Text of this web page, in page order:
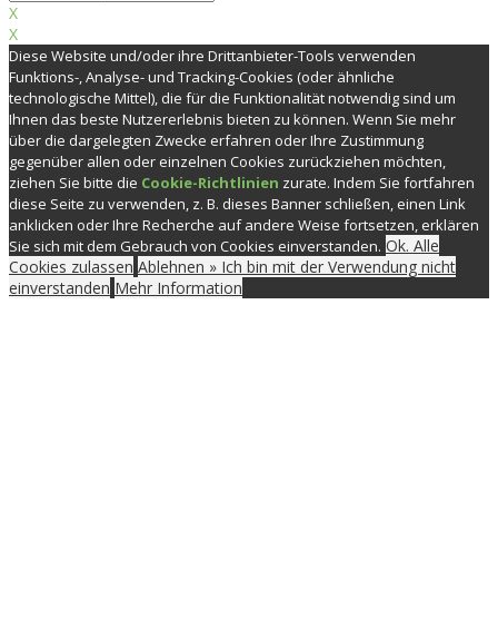
X
X
Diese Website und/oder ihre Drittanbieter-Tools verwenden
Funktions-, Analyse- und Tracking-Cookies (oder ähnliche
technologische Mittel), die für die Funktionalität notwendig sind um
Ihnen das beste Nutzererlebnis bieten zu können. Wenn Sie mehr
über die dargelegten Zwecke erfahren oder Ihre Zustimmung
gegenüber allen oder einzelnen Cookies zurückziehen möchten,
ziehen Sie bitte die Cookie-Richtlinien zurate. Indem Sie fortfahren
diese Seite zu verwenden, z. B. dieses Banner schließen, einen Link
anklicken oder Ihre Recherche auf andere Weise fortsetzen, erklären
Sie sich mit dem Gebrauch von Cookies einverstanden. Ok. Alle
Cookies zulassen Ablehnen » Ich bin mit der Verwendung nicht
einverstanden Mehr Information